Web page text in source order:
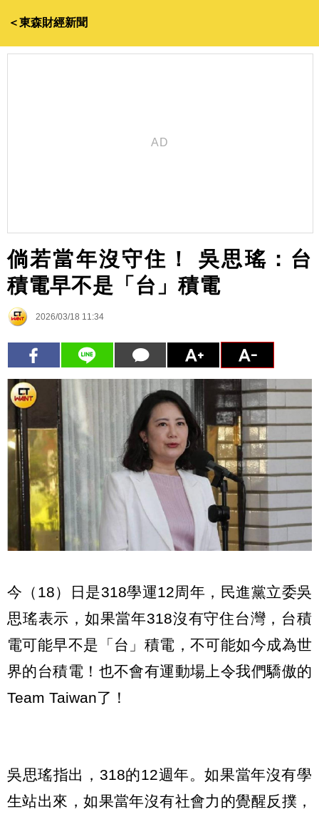
＜東森財經新聞
倘若當年沒守住！ 吳思瑤：台
積電早不是「台」積電
2026/03/18 11:34
今（18）日是318學運12周年，民進黨立委吳
思瑤表示，如果當年318沒有守住台灣，台積
電可能早不是「台」積電，不可能如今成為世
界的台積電！也不會有運動場上令我們驕傲的
Team Taiwan了！
吳思瑤指出，318的12週年。如果當年沒有學
生站出來，如果當年沒有社會力的覺醒反撲，